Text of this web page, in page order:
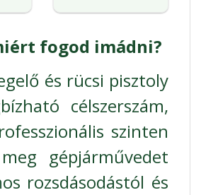
fogod imádni?
és rücsi pisztoly
célszerszám,
szinten
gépjárművedet
rozsdásodástól és